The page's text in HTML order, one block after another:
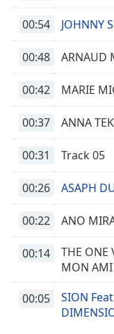
00:54 JOHNNY
00:48 ARNAUD
00:42 MARIE
00:37 ANNA
00:31 Track 05
00:26 ASAPH
00:22 ANO
00:14
THE ONE
MON AMI
00:05
SION